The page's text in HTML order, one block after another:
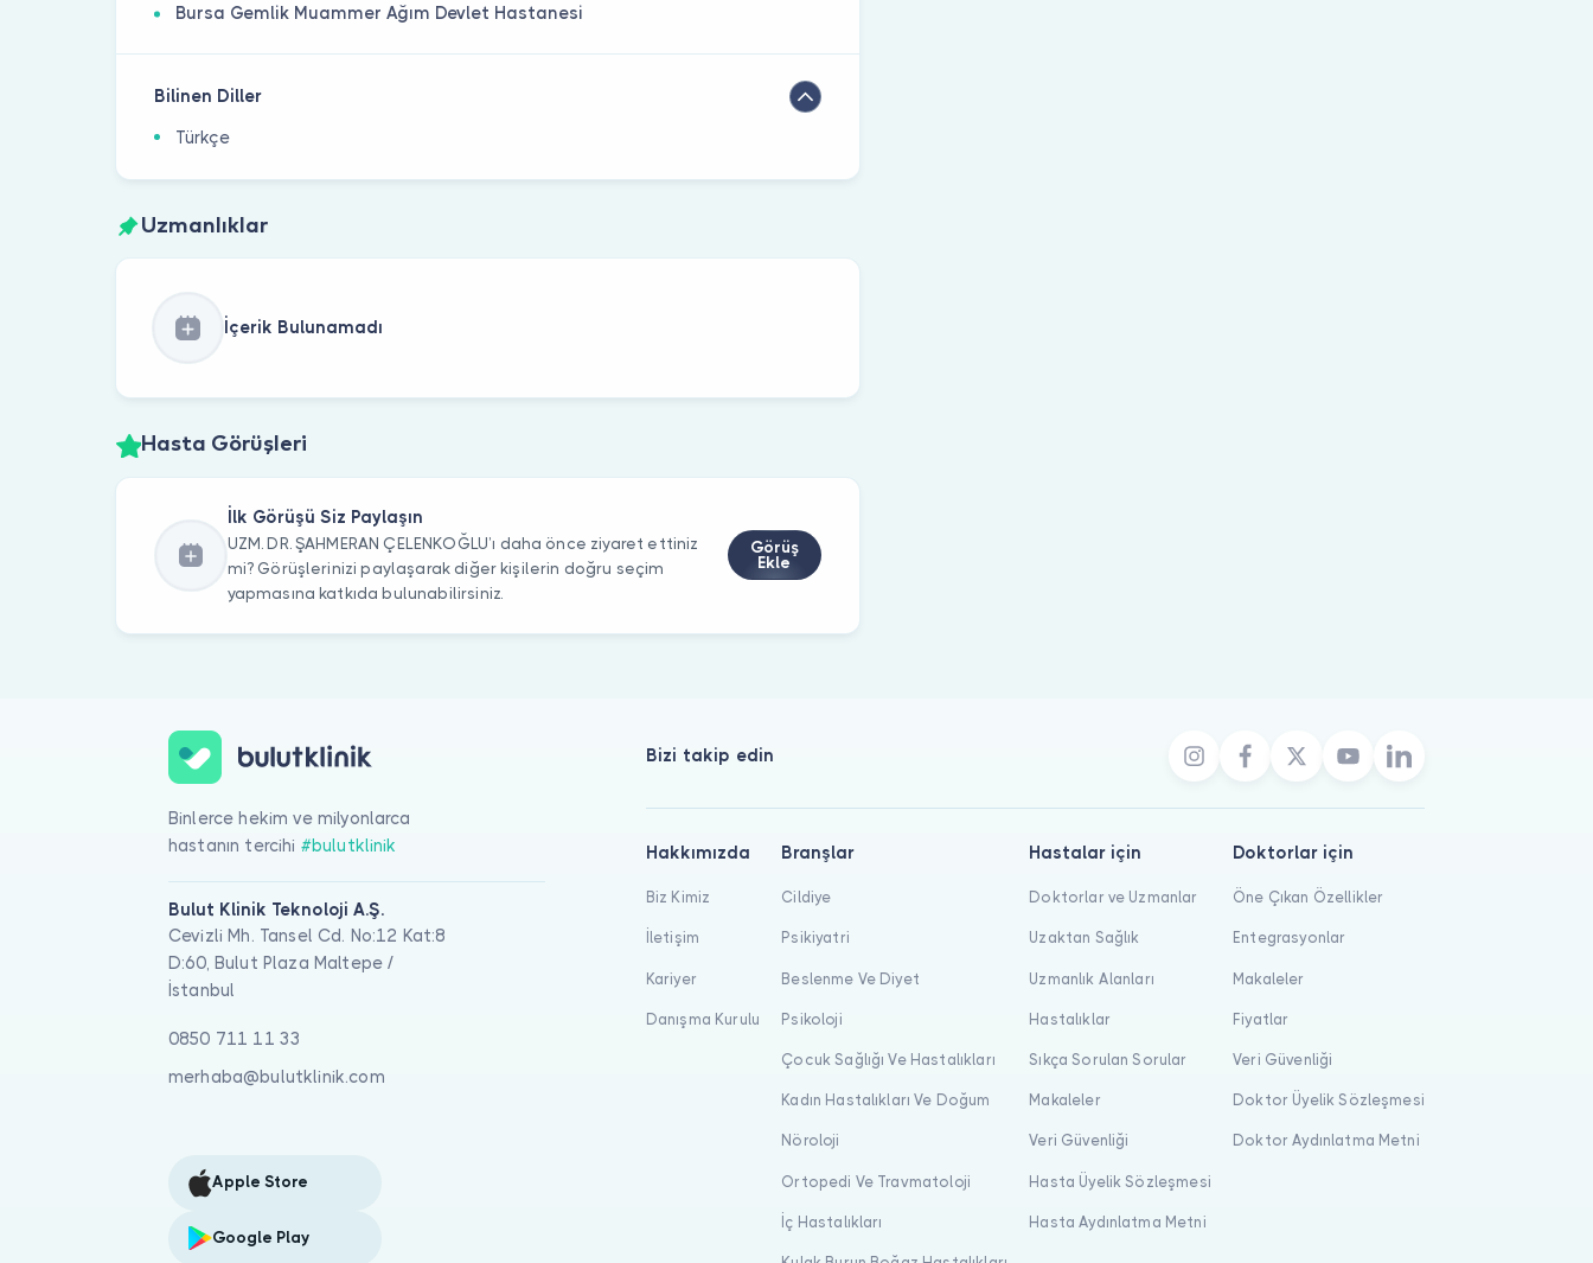
Bursa Gemlik Muammer Ağım Devlet Hastanesi
Bilinen Diller
Türkçe
Uzmanlıklar
İçerik Bulunamadı
Hasta Görüşleri
İlk Görüşü Siz Paylaşın
UZM. DR. ŞAHMERAN ÇELENKOĞLU’ı daha önce ziyaret ettiniz
mi? Görüşlerinizi paylaşarak diğer kişilerin doğru seçim
yapmasına katkıda bulunabilirsiniz.
Görüş
Ekle
Binlerce hekim ve milyonlarca
hastanın tercihi #bulutklinik
Bulut Klinik Teknoloji A.Ş.
Cevizli Mh. Tansel Cd. No:12 Kat:8
D:60, Bulut Plaza Maltepe /
İstanbul
0850 711 11 33
merhaba@bulutklinik.com
Apple Store
Google Play
Bizi takip edin
Hakkımızda
Biz Kimiz
İletişim
Kariyer
Danışma Kurulu
Branşlar
Cildiye
Psikiyatri
Beslenme Ve Diyet
Psikoloji
Çocuk Sağlığı Ve Hastalıkları
Kadın Hastalıkları Ve Doğum
Nöroloji
Ortopedi Ve Travmatoloji
İç Hastalıkları
Hastalar için
Doktorlar ve Uzmanlar
Uzaktan Sağlık
Uzmanlık Alanları
Hastalıklar
Sıkça Sorulan Sorular
Makaleler
Veri Güvenliği
Hasta Üyelik Sözleşmesi
Hasta Aydınlatma Metni
Doktorlar için
Öne Çıkan Özellikler
Entegrasyonlar
Makaleler
Fiyatlar
Veri Güvenliği
Doktor Üyelik Sözleşmesi
Doktor Aydınlatma Metni